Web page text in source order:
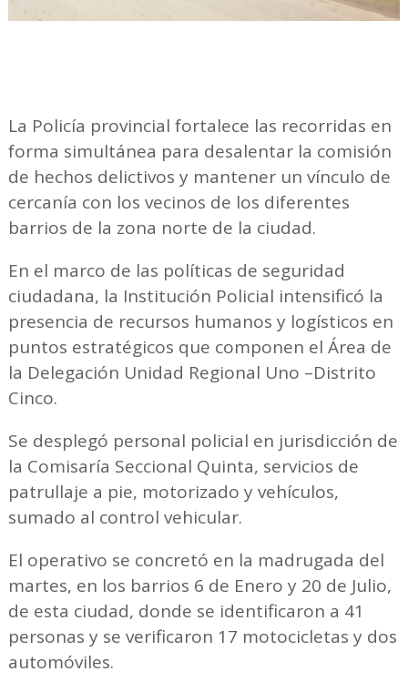
La Policía provincial fortalece las recorridas en
forma simultánea para desalentar la comisión
de hechos delictivos y mantener un vínculo de
cercanía con los vecinos de los diferentes
barrios de la zona norte de la ciudad.
En el marco de las políticas de seguridad
ciudadana, la Institución Policial intensificó la
presencia de recursos humanos y logísticos en
puntos estratégicos que componen el Área de
la Delegación Unidad Regional Uno –Distrito
Cinco.
Se desplegó personal policial en jurisdicción de
la Comisaría Seccional Quinta, servicios de
patrullaje a pie, motorizado y vehículos,
sumado al control vehicular.
El operativo se concretó en la madrugada del
martes, en los barrios 6 de Enero y 20 de Julio,
de esta ciudad, donde se identificaron a 41
personas y se verificaron 17 motocicletas y dos
automóviles.